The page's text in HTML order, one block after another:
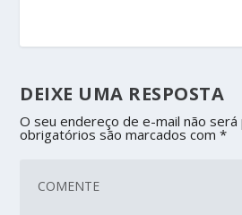
DEIXE UMA RESPOSTA
O seu endereço de e-mail não será
obrigatórios são marcados com*